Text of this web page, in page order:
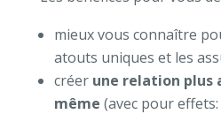
mieux vous connaître
atouts uniques et les
créer une relation plus
même (avec pour